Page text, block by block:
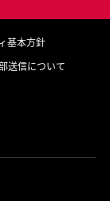
基本方針
送信について